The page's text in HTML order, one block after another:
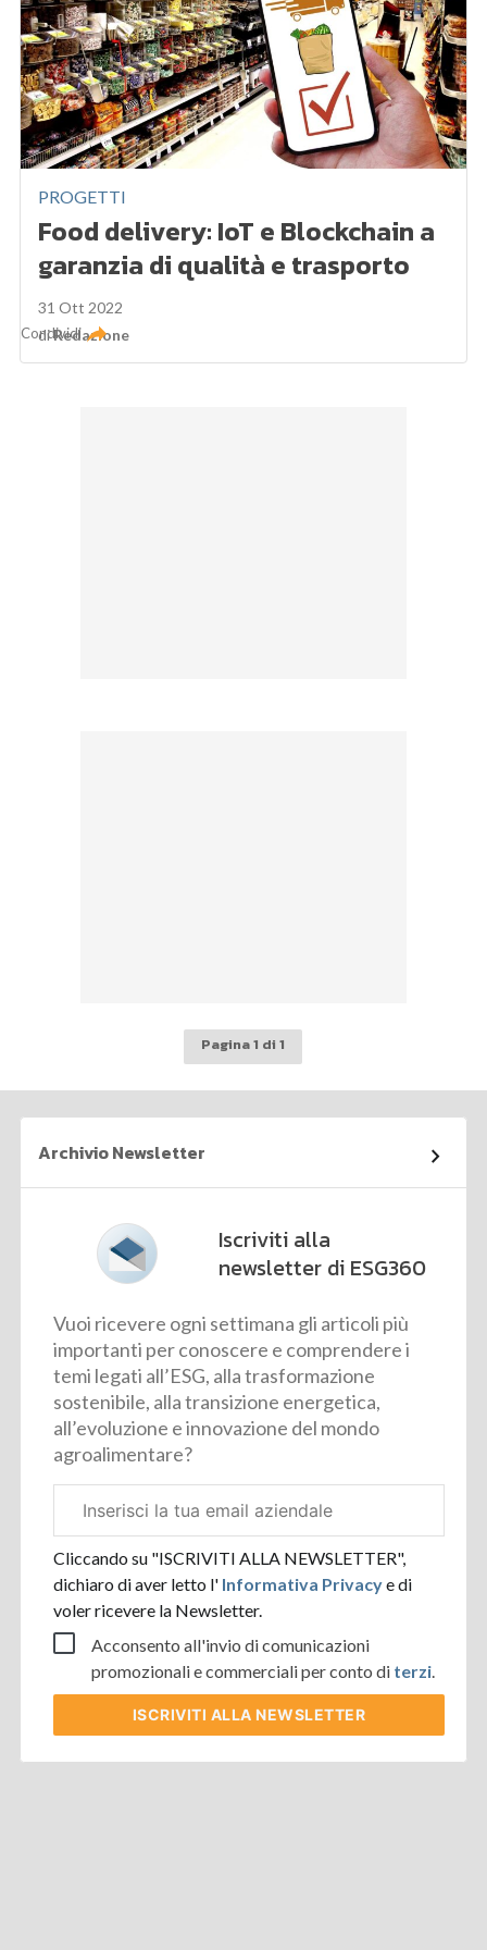
PROGETTI
Food delivery: IoT e Blockchain a
garanzia di qualità e trasporto
31 Ott 2022
diRedazione
Condividi
Pagina 1 di 1
Archivio Newsletter
Iscriviti alla
newsletter di ESG360
Vuoi ricevere ogni settimana gli articoli più
importanti per conoscere e comprendere i
temi legati all’ESG, alla trasformazione
sostenibile, alla transizione energetica,
all’evoluzione e innovazione del mondo
agroalimentare?
aziendale
Cliccando su "ISCRIVITI ALLA NEWSLETTER",
dichiaro di aver letto l' Informativa Privacye di
voler ricevere la Newsletter.
Acconsento all'invio di comunicazioni
promozionali e commerciali per conto di terzi.
ISCRIVITI ALLA NEWSLETTER